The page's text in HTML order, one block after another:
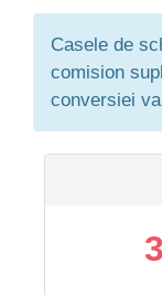
Casele de
comision
conversiei